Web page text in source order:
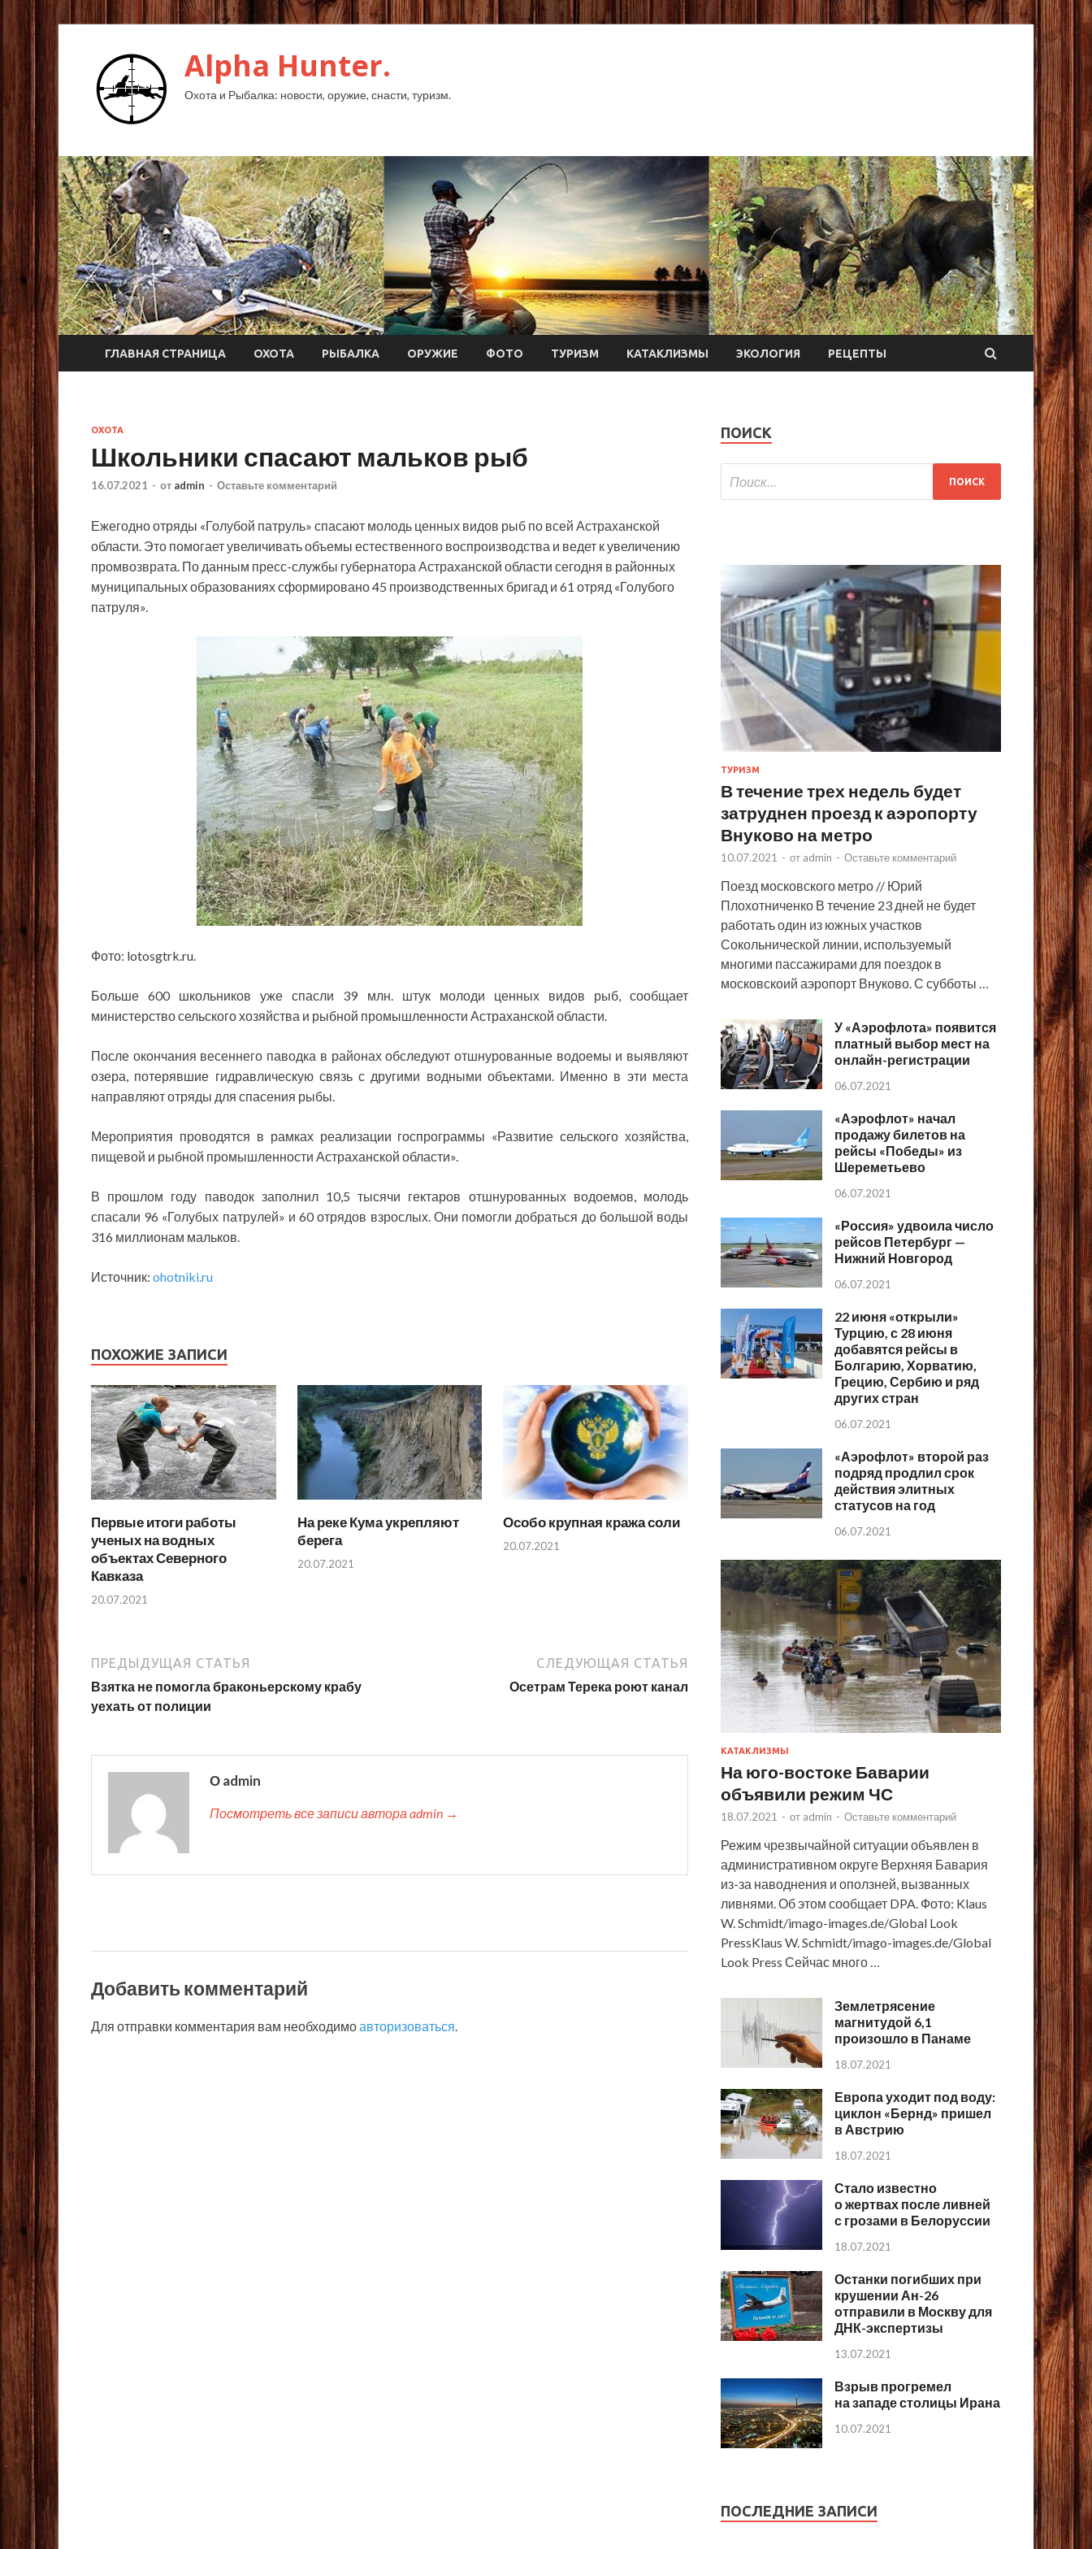
Alpha Hunter.
Охота и Рыбалка: новости, оружие, снасти, туризм.
ГЛАВНАЯ СТРАНИЦА ОХОТА РЫБАЛКА ОРУЖИЕ ФОТО ТУРИЗМ КАТАКЛИЗМЫ ЭКОЛОГИЯ РЕЦЕПТЫ
ОХОТА
Школьники спасают мальков рыб
16.07.2021 - от admin - Оставьте комментарий
Ежегодно отряды «Голубой патруль» спасают молодь ценных видов рыб по всей Астраханской
области. Это помогает увеличивать объемы естественного воспроизводства и ведет к увеличению
промвозврата. По данным пресс-службы губернатора Астраханской области сегодня в районных
муниципальных образованиях сформировано 45 производственных бригад и 61 отряд «Голубого
патруля».
Фото: lotosgtrk.ru.
Больше 600 школьников уже спасли 39 млн. штук молоди ценных видов рыб, сообщает
министерство сельского хозяйства и рыбной промышленности Астраханской области.
После окончания весеннего паводка в районах обследуют отшнурованные водоемы и выявляют
озера, потерявшие гидравлическую связь с другими водными объектами. Именно в эти места
направляют отряды для спасения рыбы.
Мероприятия проводятся в рамках реализации госпрограммы «Развитие сельского хозяйства,
пищевой и рыбной промышленности Астраханской области».
В прошлом году паводок заполнил 10,5 тысячи гектаров отшнурованных водоемов, молодь
спасали 96 «Голубых патрулей» и 60 отрядов взрослых. Они помогли добраться до большой воды
316 миллионам мальков.
Источник: ohotniki.ru
ПОХОЖИЕ ЗАПИСИ
Первые итоги работы
ученых на водных
объектах Северного
Кавказа
20.07.2021
На реке Кума укрепляют
берега
20.07.2021
Особо крупная кража соли
20.07.2021
ПРЕДЫДУЩАЯ СТАТЬЯ
Взятка не помогла браконьерскому крабу
уехать от полиции
СЛЕДУЮЩАЯ СТАТЬЯ
Осетрам Терека роют канал
О admin
Посмотреть все записи автора admin →
Добавить комментарий
Для отправки комментария вам необходимоавторизоваться.
ПОИСК
ТУРИЗМ
В течение трех недель будет
затруднен проезд к аэропорту
Внуково на метро
10.07.2021 - от admin - Оставьте комментарий
Поезд московского метро // Юрий
Плохотниченко В течение 23 дней не будет
работать один из южных участков
Сокольнической линии, используемый
многими пассажирами для поездок в
московскоий аэропорт Внуково. С субботы …
У «Аэрофлота» появится
платный выбор мест на
онлайн-регистрации
06.07.2021
«Аэрофлот» начал
продажу билетов на
рейсы «Победы» из
Шереметьево
06.07.2021
«Россия» удвоила число
рейсов Петербург —
Нижний Новгород
06.07.2021
22 июня «открыли»
Турцию, с 28 июня
добавятся рейсы в
Болгарию, Хорватию,
Грецию, Сербию и ряд
других стран
06.07.2021
«Аэрофлот» второй раз
подряд продлил срок
действия элитных
статусов на год
06.07.2021
КАТАКЛИЗМЫ
На юго-востоке Баварии
объявили режим ЧС
18.07.2021 - от admin - Оставьте комментарий
Режим чрезвычайной ситуации объявлен в
административном округе Верхняя Бавария
из-за наводнения и оползней, вызванных
ливнями. Об этом сообщает DPA. Фото: Klaus
W. Schmidt/imago-images.de/Global Look
PressKlaus W. Schmidt/imago-images.de/Global
Look Press Сейчас много …
Землетрясение
магнитудой 6,1
произошло в Панаме
18.07.2021
Европа уходит под воду:
циклон «Бернд» пришел
в Австрию
18.07.2021
Стало известно
о жертвах после ливней
с грозами в Белоруссии
18.07.2021
Останки погибших при
крушении Ан-26
отправили в Москву для
ДНК-экспертизы
13.07.2021
Взрыв прогремел
на западе столицы Ирана
10.07.2021
ПОСЛЕДНИЕ ЗАПИСИ